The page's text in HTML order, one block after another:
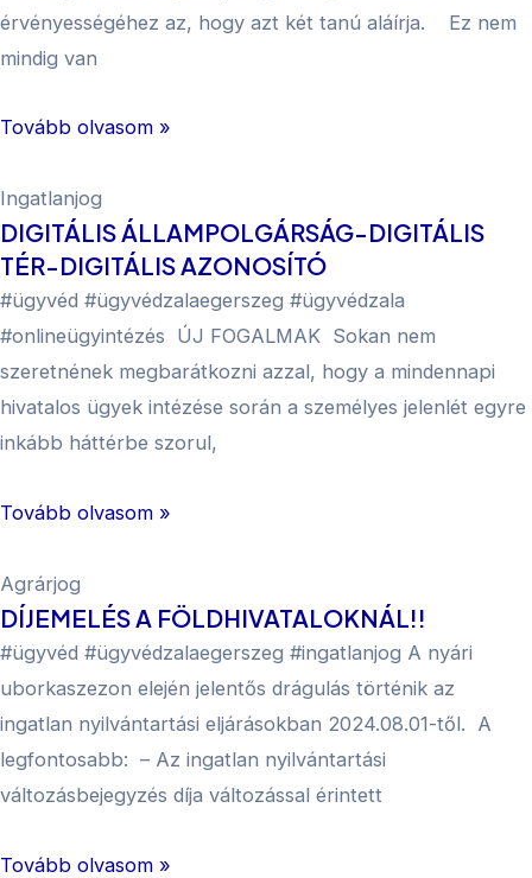
érvényességéhez az, hogy azt két tanú aláírja. Ez nem
mindig van
Tovább olvasom »
Ingatlanjog
DIGITÁLIS ÁLLAMPOLGÁRSÁG-DIGITÁLIS
TÉR-DIGITÁLIS AZONOSÍTÓ
#ügyvéd #ügyvédzalaegerszeg #ügyvédzala
#onlineügyintézés ÚJ FOGALMAK Sokan nem
szeretnének megbarátkozni azzal, hogy a mindennapi
hivatalos ügyek intézése során a személyes jelenlét egyre
inkább háttérbe szorul,
Tovább olvasom »
Agrárjog
DÍJEMELÉS A FÖLDHIVATALOKNÁL!!
#ügyvéd #ügyvédzalaegerszeg #ingatlanjog A nyári
uborkaszezon elején jelentős drágulás történik az
ingatlan nyilvántartási eljárásokban 2024.08.01-től. A
legfontosabb: – Az ingatlan nyilvántartási
változásbejegyzés díja változással érintett
Tovább olvasom »